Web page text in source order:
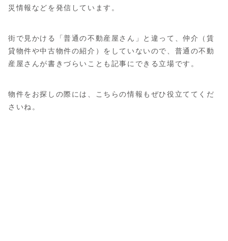
災情報などを発信しています。
街で見かける「普通の不動産屋さん」と違って、仲介（賃
貸物件や中古物件の紹介）をしていないので、普通の不動
産屋さんが書きづらいことも記事にできる立場です。
物件をお探しの際には、こちらの情報もぜひ役立ててくだ
さいね。